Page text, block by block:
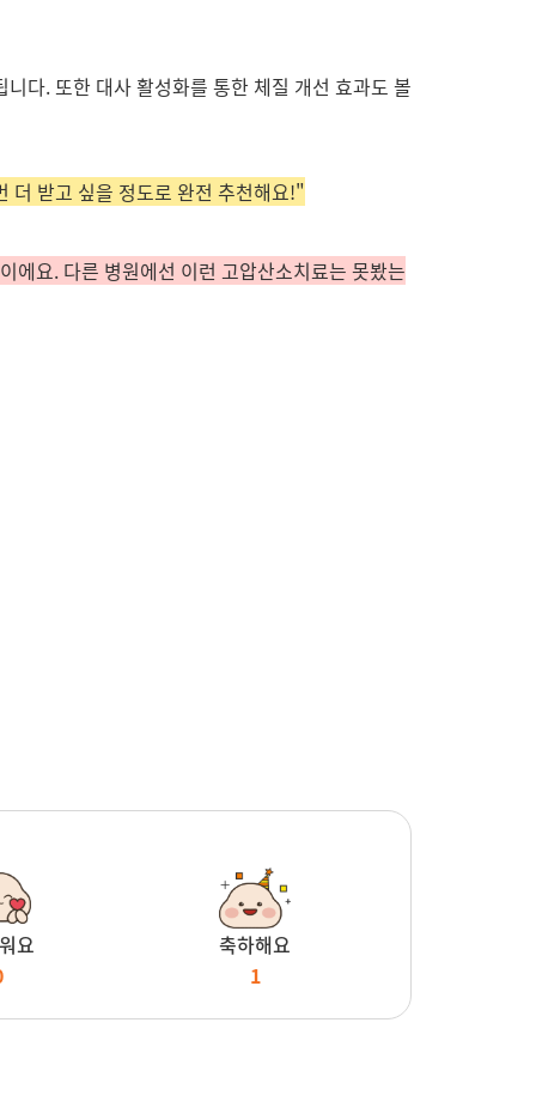
다. 또한 대사 활성화를 통한 체질 개선 효과도 볼
더 받고 싶을 정도로 완전 추천해요!"
에요. 다른 병원에선 이런 고압산소치료는 못봤는
요
축하해요
1